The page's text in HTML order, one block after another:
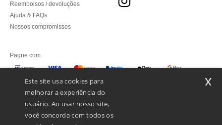
Reembolsos / devoluções
Ajuda & FAQs
Nossos compromissos
Pague com
Enviamos com
Este site usa cookies para
melhorar a experiência do
usuário. Ao usar nosso site,
você concorda com todos os
x